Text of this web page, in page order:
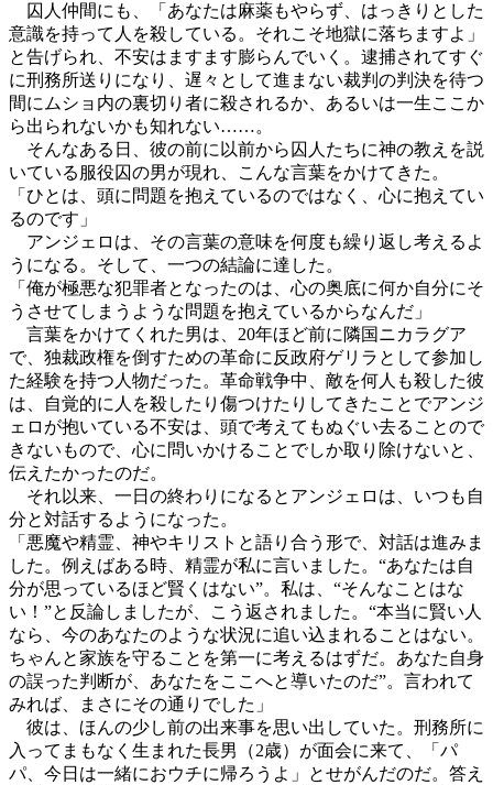
囚人仲間にも、「あなたは麻薬もやらず、はっきりとした
意識を持って人を殺している。それこそ地獄に落ちますよ」
と告げられ、不安はますます膨らんでいく。逮捕されてすぐ
に刑務所送りになり、遅々として進まない裁判の判決を待つ
間にムショ内の裏切り者に殺されるか、あるいは一生ここか
ら出られないかも知れない……。
そんなある日、彼の前に以前から囚人たちに神の教えを説
いている服役囚の男が現れ、こんな言葉をかけてきた。
「ひとは、頭に問題を抱えているのではなく、心に抱えてい
るのです」
アンジェロは、その言葉の意味を何度も繰り返し考えるよ
うになる。そして、一つの結論に達した。
「俺が極悪な犯罪者となったのは、心の奥底に何か自分にそ
うさせてしまうような問題を抱えているからなんだ」
言葉をかけてくれた男は、20年ほど前に隣国ニカラグア
で、独裁政権を倒すための革命に反政府ゲリラとして参加し
た経験を持つ人物だった。革命戦争中、敵を何人も殺した彼
は、自覚的に人を殺したり傷つけたりしてきたことでアンジ
ェロが抱いている不安は、頭で考えてもぬぐい去ることので
きないもので、心に問いかけることでしか取り除けないと、
伝えたかったのだ。
それ以来、一日の終わりになるとアンジェロは、いつも自
分と対話するようになった。
「悪魔や精霊、神やキリストと語り合う形で、対話は進みま
した。例えばある時、精霊が私に言いました。“あなたは自
分が思っているほど賢くはない”。私は、“そんなことはな
い！”と反論しましたが、こう返されました。“本当に賢い人
なら、今のあなたのような状況に追い込まれることはない。
ちゃんと家族を守ることを第一に考えるはずだ。あなた自身
の誤った判断が、あなたをここへと導いたのだ”。言われて
みれば、まさにその通りでした」
彼は、ほんの少し前の出来事を思い出していた。刑務所に
入ってまもなく生まれた長男（2歳）が面会に来て、「パ
パ、今日は一緒におウチに帰ろうよ」とせがんだのだ。答え